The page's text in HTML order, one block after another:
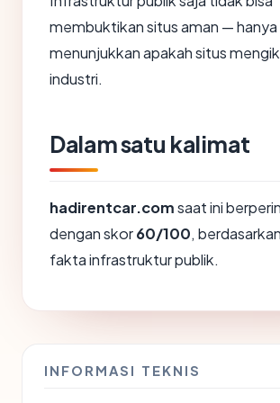
membuktikan situs aman — hanya
menunjukkan apakah situs
industri.
Dalam satu kalimat
hadirentcar.comsaat ini
dengan skor60/100,
fakta infrastruktur publik.
INFORMASI TEKNIS